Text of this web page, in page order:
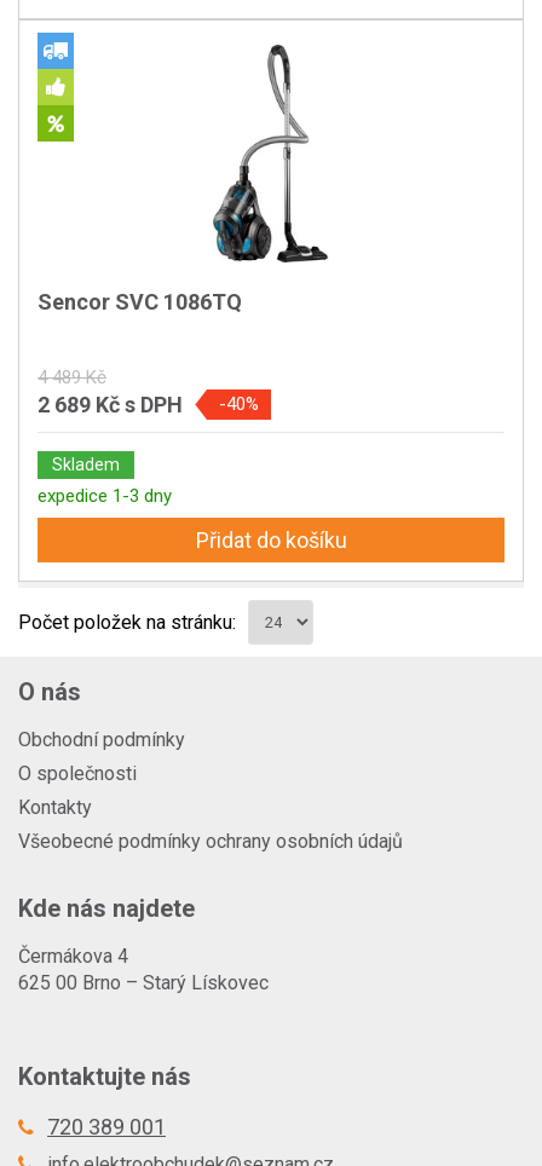
Sencor SVC 1086TQ
4 489 Kč
2 689 Kčs DPH -40%
Skladem
expedice 1-3 dny
Přidat do košíku
Počet položek na stránku:
O nás
Obchodní podmínky
O společnosti
Kontakty
Všeobecné podmínky ochrany osobních údajů
Kde nás najdete
Čermákova 4
625 00 Brno – Starý Lískovec
Kontaktujte nás
720 389 001